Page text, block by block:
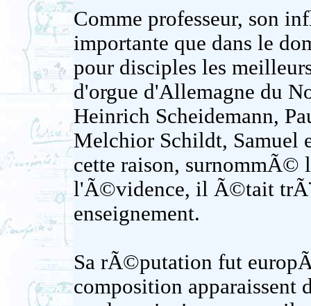
Comme professeur, son
importante que dans le
pour disciples les
d'orgue d'Allemagne du
Heinrich Scheidemann,
Melchior Schildt, Samuel
cette raison, surnommÃ©
l'Ã©vidence, il Ã©tait
enseignement.
Sa rÃ©putation fut
composition